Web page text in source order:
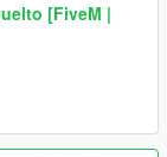
[FiveM |